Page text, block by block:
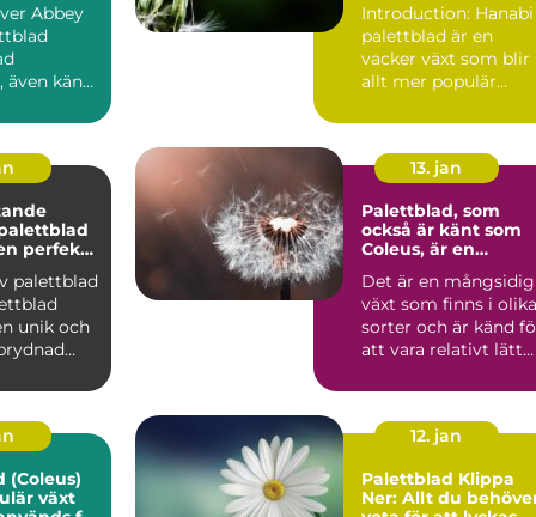
Abbey
även känt
är en...
Introduction: Hanabi
palettblad är en
vacker växt som blir
allt mer populär
trädgårdsentusiast...
perfekta
för ditt
palettblad
unik och
13. jan
Palettblad, som
också är känt som
Coleus, är en
kännetecknas av
sina färgglada och
mönstrade blad
Det är en mångsidig
växt som finns i olika
sorter och är känd
att vara relativt lätt
(Coleus)
växt
12. jan
Palettblad Klippa
Ner: Allt du